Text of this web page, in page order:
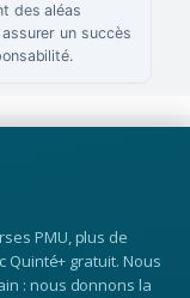
des aléas
un succès
PMU, plus de
gratuit. Nous
: nous donnons la